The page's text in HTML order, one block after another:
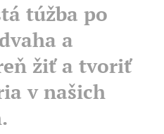
túžba po
a
žiť a tvoriť
v našich